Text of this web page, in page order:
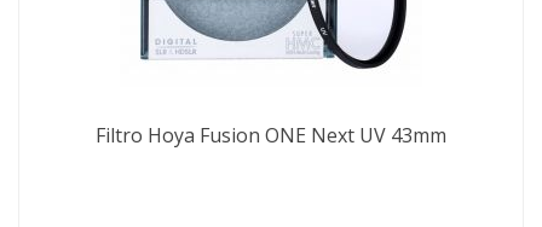
Filtro Hoya Fusion ONE Next UV 43mm